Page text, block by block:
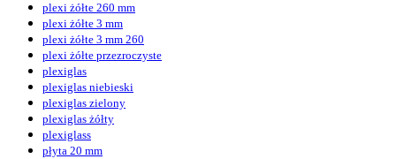
plexi żółte 260 mm
plexi żółte 3 mm
plexi żółte 3 mm 260
plexi żółte przezroczyste
plexiglas
plexiglas niebieski
plexiglas zielony
plexiglas żółty
plexiglass
płyta 20 mm